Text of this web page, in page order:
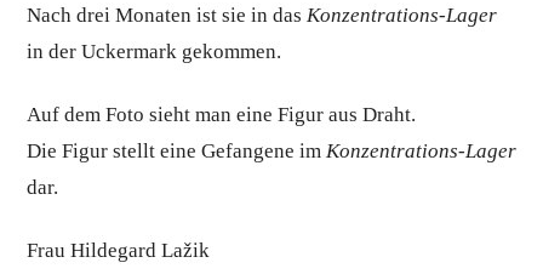
Nach drei Monaten ist sie in das Konzentrations-Lager
in der Uckermark gekommen.
Auf dem Foto sieht man eine Figur aus Draht.
Die Figur stellt eine Gefangene im Konzentrations-Lager
dar.
Frau Hildegard Lažik